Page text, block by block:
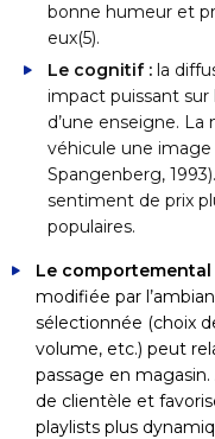
bonne humeur et
eux(5).
Le cognitif : la
impact puissant
d’une enseigne. La
véhicule une
Spangenberg,
sentiment de prix
populaires.
Le comportemental
modifiée par
sélectionnée (choix
volume, etc.) peut
passage en
de clientèle et
playlists plus